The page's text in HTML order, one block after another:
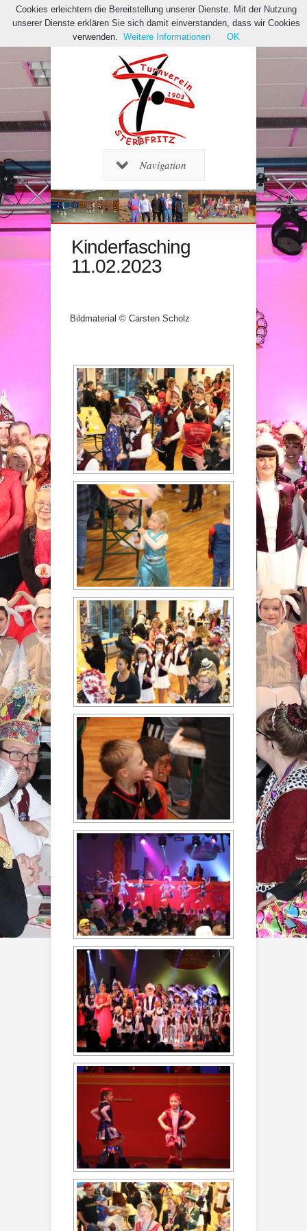
Navigation
Kinderfasching
11.02.2023
Bildmaterial © Carsten Scholz
Cookies erleichtern die Bereitstellung unserer Dienste. Mit der Nutzung
unserer Dienste erklären Sie sich damit einverstanden, dass wir Cookies
verwenden. Weitere Informationen OK